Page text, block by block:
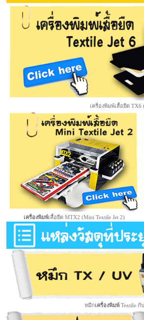
เครื่องพิมพ์เสื้อยืด TX6
เครื่องพิมพ์เสื้อยืด MTX2 (Mini Textile Jet 2)
หมึกเครื่องพิมพ์Textile กั